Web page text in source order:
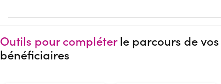
Outils pour compléterle parcours de vos
bénéficiaires